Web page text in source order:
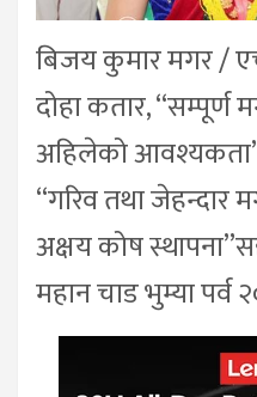
बिजय कुमार मगर /
दोहा कतार,
अहिलेको आवश्यकता”
“गरिव तथा जेहन्दार
अक्षय कोष
महान चाड भुम्या पर्व